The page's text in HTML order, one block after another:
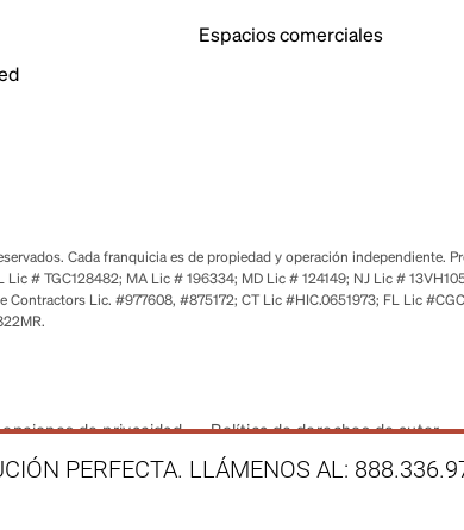
PERFECTA. LLÁMENOS AL:
Espacios comerciales
Cada franquicia es de propiedad y operación independiente.
# TGC128482; MA Lic # 196334; MD Lic # 124149; NJ Lic #
Contractors Lic. #977608, #875172; CT Lic #HIC.0651973; FL Lic
opciones de privacidad Política de derechos de autor